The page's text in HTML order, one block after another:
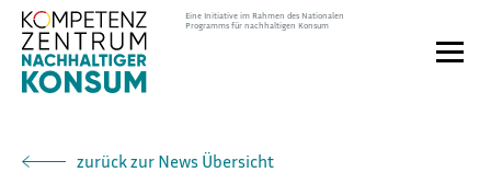
Direkt
zum
Inhalt
Eine Initiative im Rahmen des Nationalen
Programms für nachhaltigen Konsum
Toggle
zurück zur News Übersicht